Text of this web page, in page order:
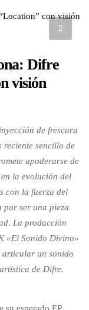
Difre
visión
de frescura
reciente sencillo de
apoderarse de
la evolución del
con la fuerza del
por ser una pieza
La producción
«El Sonido Divino»
articular un sonido
de Difre.